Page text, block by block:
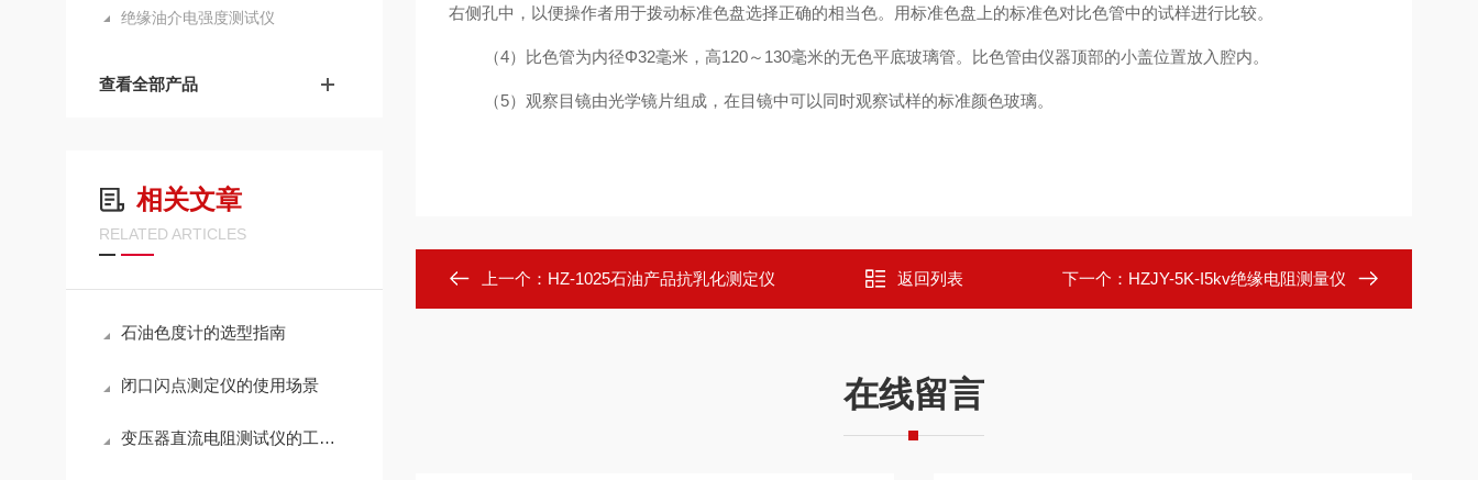
绝缘油介电强度测试仪
查看全部产品
相关文章
RELATED ARTICLES
石油色度计的选型指南
闭口闪点测定仪的使用场景
变压器直流电阻测试仪的工作原理
右侧孔中，以便操作者用于拨动标准色盘选择正确的相当色。用标准色盘上的标准色对比色管中的试样进行比较。
（4） 比色管为内径Φ32毫米，高120～130毫米的无色平底玻璃管。比色管由仪器顶部的小盖位置放入腔内。
（5） 观察目镜由光学镜片组成，在目镜中可以同时观察试样的标准颜色玻璃。
上一个： HZ-1025石油产品抗乳化测定仪 返回列表 下一个： HZJY-5K-I5kv绝缘电阻测量仪
在线留言